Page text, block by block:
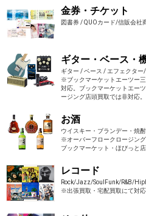
金券・チケット
図書券 / QUOカード/信販会
ギター・ベース・
ギター / ベース / エフェクタ
※ブックマーケットエーツー
対応。ブックマーケットエー
ージング店頭買取では非対応。
お酒
ウイスキー・ブランデー・焼酎
※オーバーフロークロージン
ブックマーケット・ほびっと
レコード
Rock/Jazz/SoulFunk/R&B/
※出張買取・宅配買取にて対応